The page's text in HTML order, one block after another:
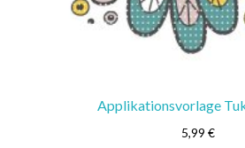
Applikationsvorlage
5,99 €